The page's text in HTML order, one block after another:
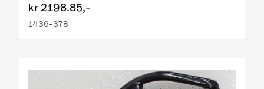
kr 2198.85,-
1436-378